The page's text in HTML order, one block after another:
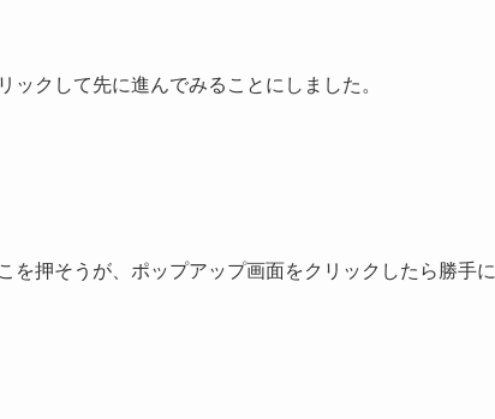
クして先に進んでみることにしました。
を押そうが、ポップアップ画面をクリックしたら勝手に